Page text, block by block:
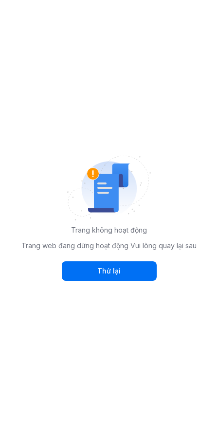
Trang không hoạt động
Trang web đang dừng hoạt động Vui lòng quay lại sau
Thử lại